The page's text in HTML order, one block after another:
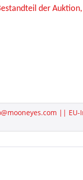
der
||